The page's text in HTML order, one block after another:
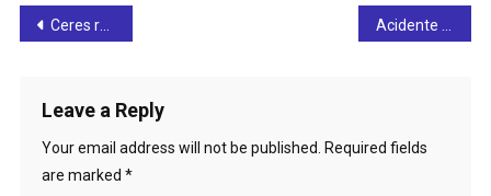
Post
Ceres recebe Selo Ouro em programa nacional que reconhece avanços na alfabetização
Leave a Reply
Your email address will not be published.
Required fields
are marked *